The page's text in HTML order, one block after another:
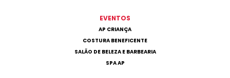
EVENTOS
AP CRIANÇA
COSTURA BENEFICENTE
SALÃO DE BELEZA E BARBEARIA
SPA AP